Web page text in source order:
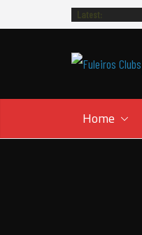
to
Latest:
Home